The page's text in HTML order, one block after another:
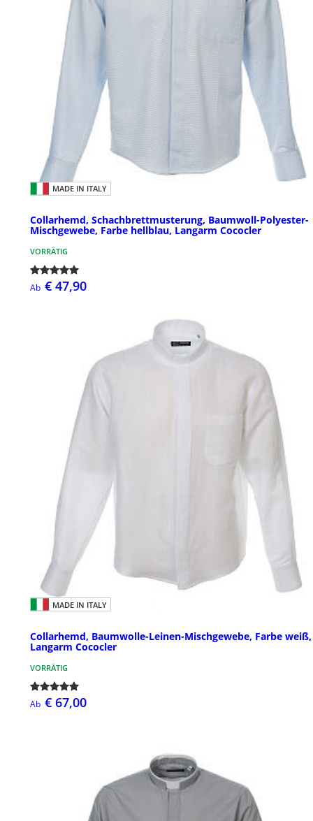
MADE IN ITALY
Collarhemd, Schachbrettmusterung, Baumwoll-Polyester-
Mischgewebe, Farbe hellblau, Langarm Cococler
VORRÄTIG
Ab € 47,90
MADE IN ITALY
Collarhemd, Baumwolle-Leinen-Mischgewebe, Farbe weiß,
Langarm Cococler
VORRÄTIG
Ab € 67,00